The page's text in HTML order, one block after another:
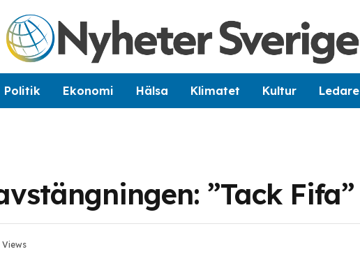
Politik Ekonomi Hälsa Klimatet Kultur Ledare
”Tack Fifa”
Views